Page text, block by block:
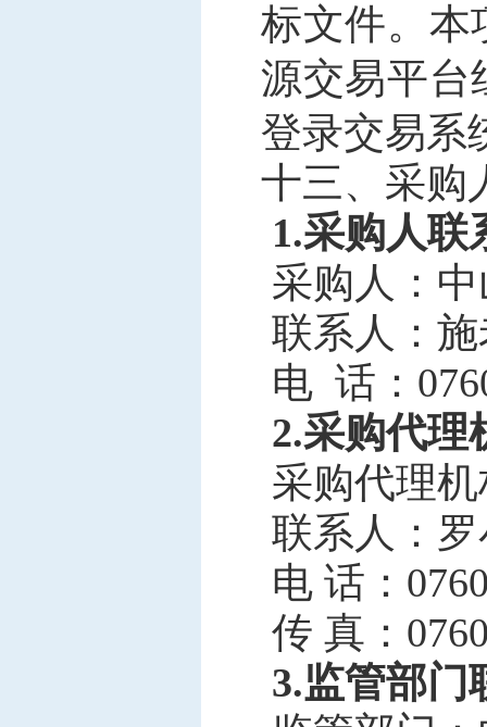
标文件。本
源交易平台
登录交易系
十三、 采购
1.采购人联
采购人：
联系人：
电 话：
2.采购代理
采购代理
联系人：
电 话：
传 真：
3.监管部门